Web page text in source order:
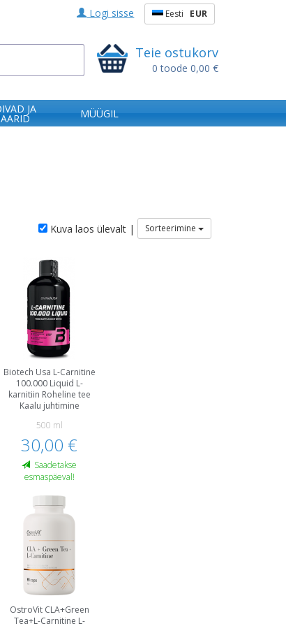
Logi sisse Eesti EUR
Teie ostukorv
0 toode 0,00 €
JA
MÜÜGIL
Kuva laos ülevalt | Sorteerimine
Biotech Usa L-Carnitine
100.000 Liquid L-
karnitiin Roheline tee
Kaalu juhtimine
500 ml
30,00 €
Saadetakse
esmaspäeval!
OstroVit CLA+Green
Tea+L-Carnitine L-